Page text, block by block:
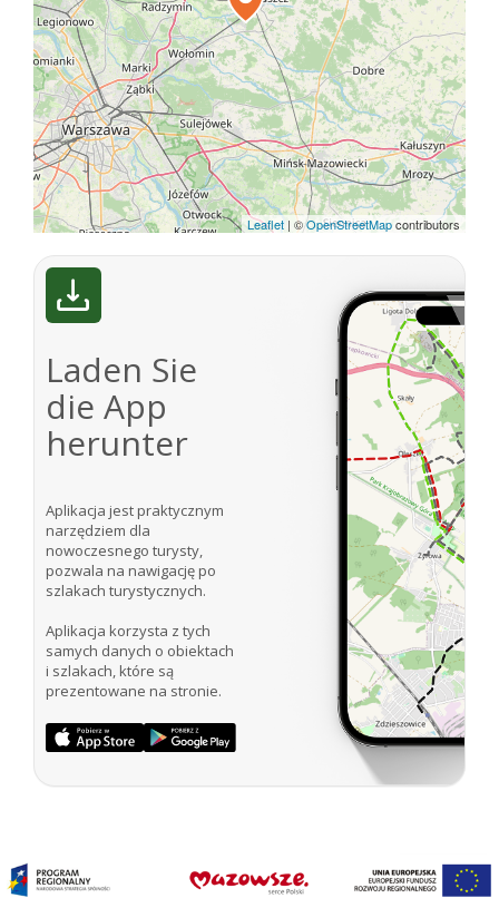
Leaflet | ©OpenStreetMapcontributors
Laden Sie
die App
herunter
Aplikacja jest praktycznym
narzędziem dla
nowoczesnego turysty,
pozwala na nawigację po
szlakach turystycznych.
Aplikacja korzysta z tych
samych danych o obiektach
i szlakach, które są
prezentowane na stronie.